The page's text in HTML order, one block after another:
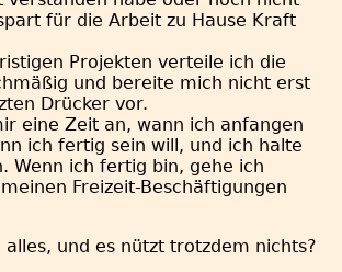
für die Arbeit zu Hause Kraft
Projekten verteile ich die
und bereite mich nicht erst
Drücker vor.
eine Zeit an, wann ich anfangen
ich fertig sein will, und ich halte
Wenn ich fertig bin, gehe ich
Freizeit-Beschäftigungen
alles, und es nützt trotzdem nichts?